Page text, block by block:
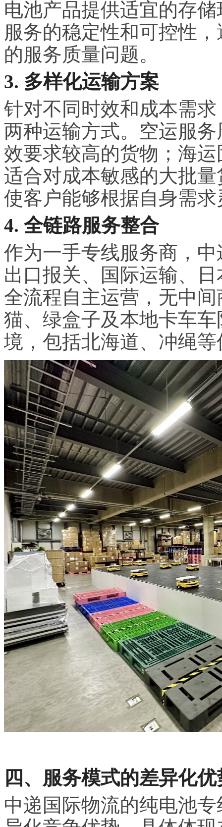
电池产品提供适宜的存
服务的稳定性和可控性
的服务质量问题。
3. 多样化运输方案
针对不同时效和成本需
两种运输方式。空运服
效要求较高的货物；海
适合对成本敏感的大批
使客户能够根据自身需
4. 全链路服务整合
作为一手专线服务商，
出口报关、国际运输、
全流程自主运营，无中
猫、绿盒子及本地卡车
境，包括北海道、冲绳
四、服务模式的差异化优
中递国际物流的纯电池